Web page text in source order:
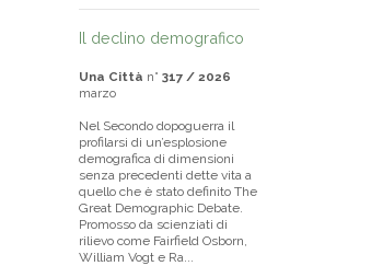
Il declino demografico
Una Città n° 317 / 2026
marzo
Nel Secondo dopoguerra il
profilarsi di un’esplosione
demografica di dimensioni
senza precedenti dette vita a
quello che è stato definito The
Great Demographic Debate.
Promosso da scienziati di
rilievo come Fairfield Osborn,
William Vogt e Ra...